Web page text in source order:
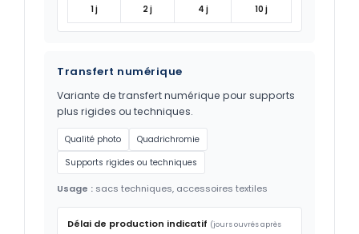
1 j 2 j 4 j 10 j
Transfert numérique
Variante de transfert numérique pour supports
plus rigides ou techniques.
Qualité photo
Quadrichromie
Supports rigides ou techniques
Usage : sacs techniques, accessoires textiles
Délai de production indicatif (jours ouvrés après